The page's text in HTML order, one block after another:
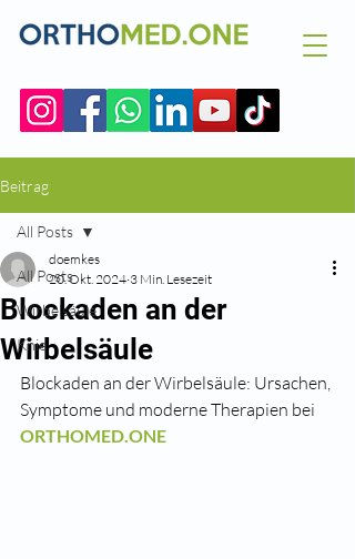
Beitrag
All Posts
Wirbelsäule
Knie
All Posts
Blockaden an der
Wirbelsäule
doemkes
20. Okt. 2024 3 Min. Lesezeit
Blockaden an der Wirbelsäule: Ursachen,
Symptome und moderne Therapien bei
ORTHOMED.ONE